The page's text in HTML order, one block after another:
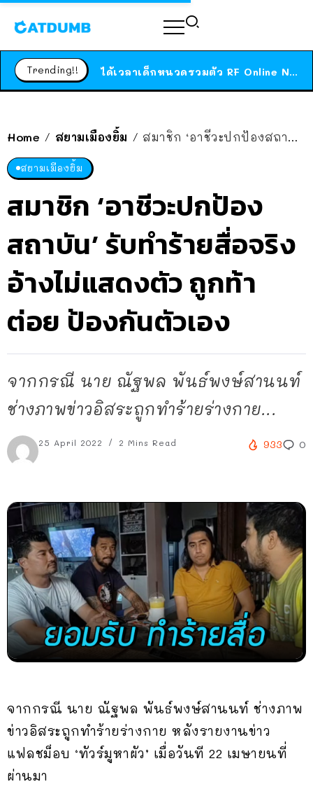
Trending!!
Home / สยามเมืองยิ้ม / สมาชิก ‘อาชีวะปกป้องสถาบัน’ รับทำร้ายสื่อจริง อ้างไม่แสดงตัว ถูกท้าต่อย ป้องกันตัวเอง
สยามเมืองยิ้ม
สมาชิก ‘อาชีวะปกป้อง
สถาบัน’ รับทำร้ายสื่อจริง
อ้างไม่แสดงตัว ถูกท้า
ต่อย ป้องกันตัวเอง
จากกรณี นาย ณัฐพล พันธ์พงษ์สานนท์
ช่างภาพข่าวอิสระถูกทำร้ายร่างกาย...
25 April 2022 2 Mins Read 933 0
จากกรณี นาย ณัฐพล พันธ์พงษ์สานนท์ ช่างภาพ
ข่าวอิสระถูกทำร้ายร่างกาย หลังรายงานข่าว
แฟลชม็อบ ‘ทัวร์มูหาผัว’ เมื่อวันที 22 เมษายนที่
ผ่านมา